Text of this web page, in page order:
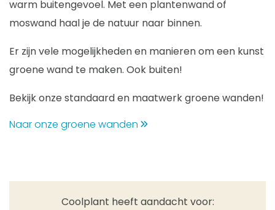
warm buitengevoel. Met een plantenwand of
moswand haal je de natuur naar binnen.
Er zijn vele mogelijkheden en manieren om een kunst
groene wand te maken. Ook buiten!
Bekijk onze standaard en maatwerk groene wanden!
Naar onze groene wanden
Coolplant heeft aandacht voor: